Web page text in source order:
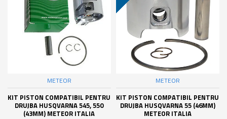
METEOR
KIT PISTON COMPATIBIL PENTRU
DRUJBA HUSQVARNA 545, 550
(43MM) METEOR ITALIA
METEOR
KIT PISTON COMPATIBIL PENTRU
DRUJBA HUSQVARNA 55 (46MM)
METEOR ITALIA